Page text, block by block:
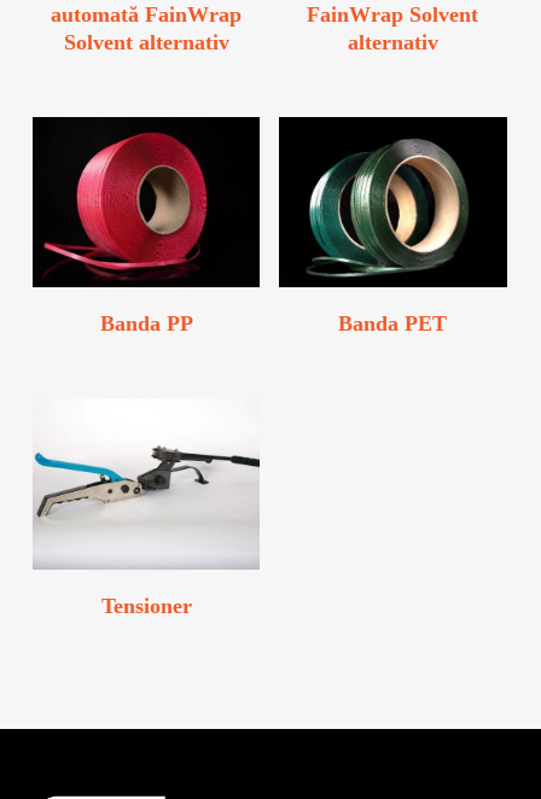
automată FainWrap
Solvent alternativ
FainWrap Solvent
alternativ
Banda PP Banda PET
Tensioner